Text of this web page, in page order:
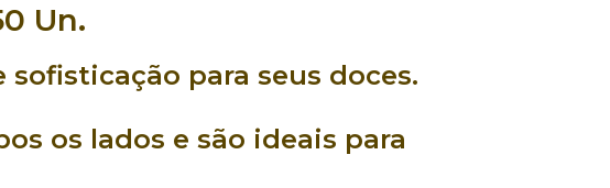
Un.
sofisticação para seus doces.
os lados e são ideais para